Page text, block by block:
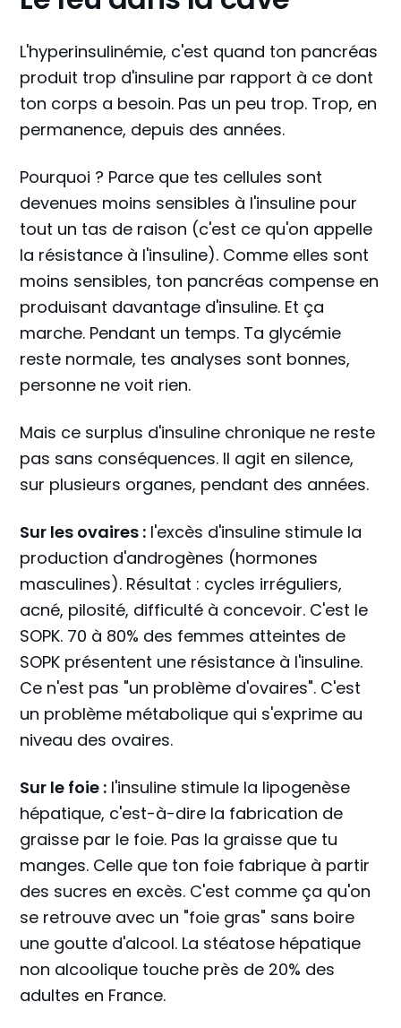
L'hyperinsulinémie, c'est quand ton pancréas
produit trop d'insuline par rapport à ce dont
ton corps a besoin. Pas un peu trop. Trop, en
permanence, depuis des années.
Pourquoi ? Parce que tes cellules sont
devenues moins sensibles à l'insuline pour
tout un tas de raison (c'est ce qu'on appelle
la résistance à l'insuline). Comme elles sont
moins sensibles, ton pancréas compense en
produisant davantage d'insuline. Et ça
marche. Pendant un temps. Ta glycémie
reste normale, tes analyses sont bonnes,
personne ne voit rien.
Mais ce surplus d'insuline chronique ne reste
pas sans conséquences. Il agit en silence,
sur plusieurs organes, pendant des années.
Sur les ovaires : l'excès d'insuline stimule la
production d'androgènes (hormones
masculines). Résultat : cycles irréguliers,
acné, pilosité, difficulté à concevoir. C'est le
SOPK. 70 à 80% des femmes atteintes de
SOPK présentent une résistance à l'insuline.
Ce n'est pas "un problème d'ovaires". C'est
un problème métabolique qui s'exprime au
niveau des ovaires.
Sur le foie : l'insuline stimule la lipogenèse
hépatique, c'est-à-dire la fabrication de
graisse par le foie. Pas la graisse que tu
manges. Celle que ton foie fabrique à partir
des sucres en excès. C'est comme ça qu'on
se retrouve avec un "foie gras" sans boire
une goutte d'alcool. La stéatose hépatique
non alcoolique touche près de 20% des
adultes en France.